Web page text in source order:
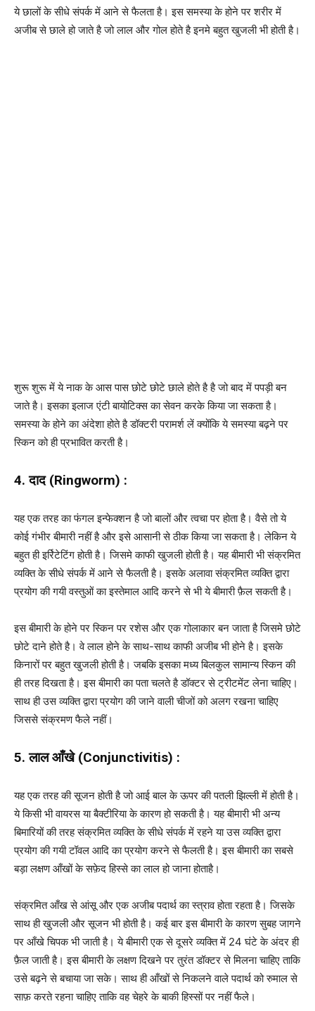
ये छालों के सीधे संपर्क में आने से फैलता है। इस समस्या के होने पर शरीर में
अजीब से छाले हो जाते है जो लाल और गोल होते है इनमे बहुत खुजली भी होती है।
शुरू शुरू में ये नाक के आस पास छोटे छोटे छाले होते है है जो बाद में पपड़ी बन
जाते है। इसका इलाज एंटी बायोटिक्स का सेवन करके किया जा सकता है।
समस्या के होने का अंदेशा होते है डॉक्टरी परामर्श लें क्योंकि ये समस्या बढ़ने पर
स्किन को ही प्रभावित करती है।
4. दाद (Ringworm) :
यह एक तरह का फंगल इन्फेक्शन है जो बालों और त्वचा पर होता है। वैसे तो ये
कोई गंभीर बीमारी नहीं है और इसे आसानी से ठीक किया जा सकता है। लेकिन ये
बहुत ही इर्रिटेटिंग होती है। जिसमे काफी खुजली होती है। यह बीमारी भी संक्रमित
व्यक्ति के सीधे संपर्क में आने से फैलती है। इसके अलावा संक्रमित व्यक्ति द्वारा
प्रयोग की गयी वस्तुओं का इस्तेमाल आदि करने से भी ये बीमारी फ़ैल सकती है।
इस बीमारी के होने पर स्किन पर रशेस और एक गोलाकार बन जाता है जिसमे छोटे
छोटे दाने होते है। वे लाल होने के साथ-साथ काफी अजीब भी होने है। इसके
किनारों पर बहुत खुजली होती है। जबकि इसका मध्य बिलकुल सामान्य स्किन की
ही तरह दिखता है। इस बीमारी का पता चलते है डॉक्टर से ट्रीटमेंट लेना चाहिए।
साथ ही उस व्यक्ति द्वारा प्रयोग की जाने वाली चीजों को अलग रखना चाहिए
जिससे संक्रमण फैले नहीं।
5. लाल आँखे (Conjunctivitis) :
यह एक तरह की सूजन होती है जो आई बाल के ऊपर की पतली झिल्ली में होती है।
ये किसी भी वायरस या बैक्टीरिया के कारण हो सकती है। यह बीमारी भी अन्य
बिमारियों की तरह संक्रमित व्यक्ति के सीधे संपर्क में रहने या उस व्यक्ति द्वारा
प्रयोग की गयी टॉवल आदि का प्रयोग करने से फैलती है। इस बीमारी का सबसे
बड़ा लक्षण आँखों के सफ़ेद हिस्से का लाल हो जाना होताहै।
संक्रमित आँख से आंसू और एक अजीब पदार्थ का स्त्राव होता रहता है। जिसके
साथ ही खुजली और सूजन भी होती है। कई बार इस बीमारी के कारण सुबह जागने
पर आँखे चिपक भी जाती है। ये बीमारी एक से दूसरे व्यक्ति में 24 घंटे के अंदर ही
फ़ैल जाती है। इस बीमारी के लक्षण दिखने पर तुरंत डॉक्टर से मिलना चाहिए ताकि
उसे बढ़ने से बचाया जा सके। साथ ही आँखों से निकलने वाले पदार्थ को रुमाल से
साफ़ करते रहना चाहिए ताकि वह चेहरे के बाकी हिस्सों पर नहीं फैले।